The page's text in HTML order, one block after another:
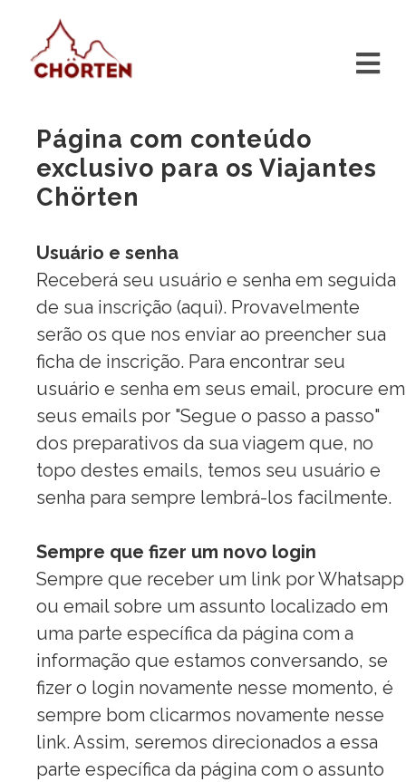
Página com conteúdo
exclusivo para os Viajantes
Chörten
Usuário e senha
Receberá seu usuário e senha em seguida
de sua inscrição (aqui). Provavelmente
serão os que nos enviar ao preencher sua
ficha de inscrição. Para encontrar seu
usuário e senha em seus email, procure em
seus emails por "Segue o passo a passo"
dos preparativos da sua viagem que, no
topo destes emails, temos seu usuário e
senha para sempre lembrá-los facilmente.
Sempre que fizer um novo login
Sempre que receber um link por Whatsapp
ou email sobre um assunto localizado em
uma parte específica da página com a
informação que estamos conversando, se
fizer o login novamente nesse momento, é
sempre bom clicarmos novamente nesse
link. Assim, seremos direcionados a essa
parte específica da página com o assunto